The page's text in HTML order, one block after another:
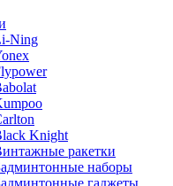
Ning
Knight
ракетки
наборы
гаджеты